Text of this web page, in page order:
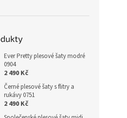
Ever Pretty plesové šaty modré
0904
2 490 Kč
Černé plesové šaty s flitry a
rukávy 0751
2 490 Kč